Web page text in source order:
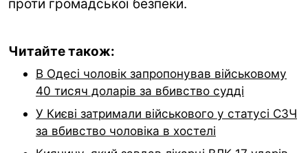
проти громадської безпеки.
Читайте також:
В Одесі чоловік запропонував військовому
40 тисяч доларів за вбивство судді
У Києві затримали військового у статусі СЗЧ
за вбивство чоловіка в хостелі